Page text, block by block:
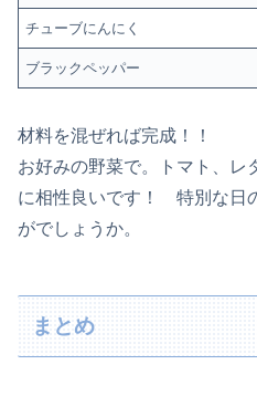
チューブにんにく
ブラックペッパー
材料を混ぜれば完成！！
お好みの野菜で。トマト、レ
に相性良いです！ 特別な日
がでしょうか。
まとめ